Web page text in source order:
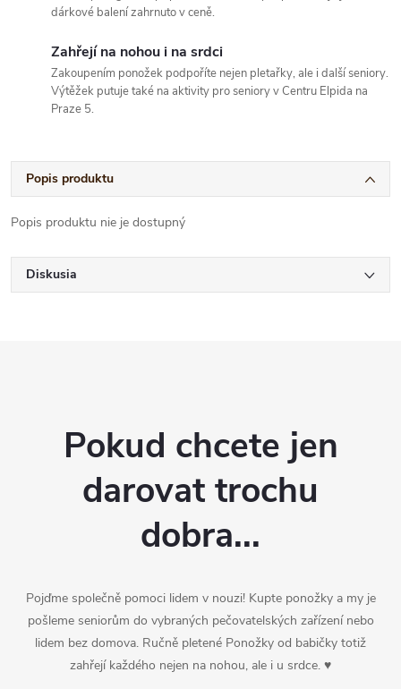
dárkové balení zahrnuto v ceně.
Zahřejí na nohou i na srdci
Zakoupením ponožek podpoříte nejen pletařky, ale i další seniory.
Výtěžek putuje také na aktivity pro seniory v Centru Elpida na
Praze 5.
Popis produktu
Popis produktu nie je dostupný
Diskusia
Pokud chcete jen
darovat trochu
dobra...
Pojďme společně pomoci lidem v nouzi! Kupte ponožky a my je
pošleme seniorům do vybraných pečovatelských zařízení nebo
lidem bez domova. Ručně pletené Ponožky od babičky totiž
zahřejí každého nejen na nohou, ale i u srdce. ♥